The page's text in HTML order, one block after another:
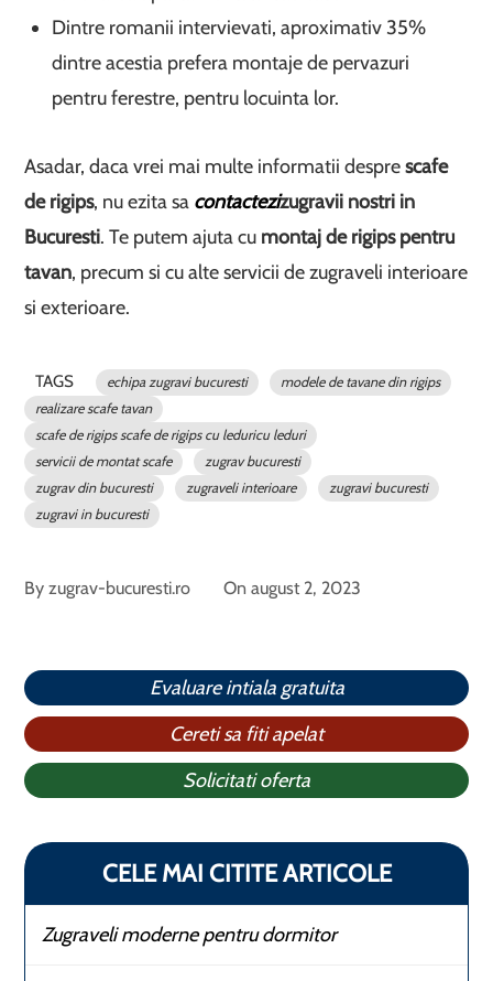
Dintre romanii intervievati, aproximativ 35%
dintre acestia prefera montaje de pervazuri
pentru ferestre, pentru locuinta lor.
Asadar, daca vrei mai multe informatii desprescafe
de rigips, nu ezita sa contactezizugravii nostri in
Bucuresti. Te putem ajuta cu montaj de rigips pentru
tavan, precum si cu alte servicii de zugraveli interioare
si exterioare.
TAGS echipa zugravi bucuresti
modele de tavane din rigips
realizare scafe tavan
scafe de rigips scafe de rigips cu leduricu leduri
servicii de montat scafe
zugrav bucuresti
zugrav din bucuresti
zugraveli interioare
zugravi bucuresti
zugravi in bucuresti
Byzugrav-bucuresti.ro Onaugust 2, 2023
Evaluare intiala gratuita
Cereti sa fiti apelat
Solicitati oferta
CELE MAI CITITE ARTICOLE
Zugraveli moderne pentru dormitor